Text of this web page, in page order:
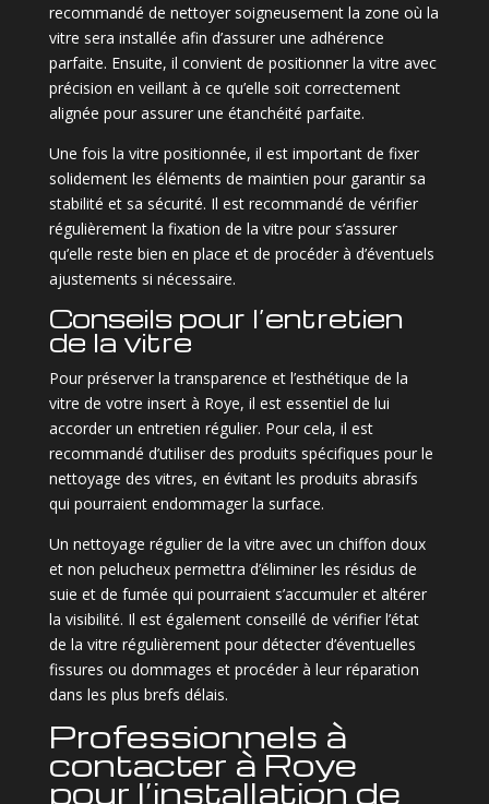
recommandé de nettoyer soigneusement la zone où la
vitre sera installée afin d’assurer une adhérence
parfaite. Ensuite, il convient de positionner la vitre avec
précision en veillant à ce qu’elle soit correctement
alignée pour assurer une étanchéité parfaite.
Une fois la vitre positionnée, il est important de fixer
solidement les éléments de maintien pour garantir sa
stabilité et sa sécurité. Il est recommandé de vérifier
régulièrement la fixation de la vitre pour s’assurer
qu’elle reste bien en place et de procéder à d’éventuels
ajustements si nécessaire.
Conseils pour l’entretien
de la vitre
Pour préserver la transparence et l’esthétique de la
vitre de votre insert à Roye, il est essentiel de lui
accorder un entretien régulier. Pour cela, il est
recommandé d’utiliser des produits spécifiques pour le
nettoyage des vitres, en évitant les produits abrasifs
qui pourraient endommager la surface.
Un nettoyage régulier de la vitre avec un chiffon doux
et non pelucheux permettra d’éliminer les résidus de
suie et de fumée qui pourraient s’accumuler et altérer
la visibilité. Il est également conseillé de vérifier l’état
de la vitre régulièrement pour détecter d’éventuelles
fissures ou dommages et procéder à leur réparation
dans les plus brefs délais.
Professionnels à
contacter à Roye
pour l’installation de